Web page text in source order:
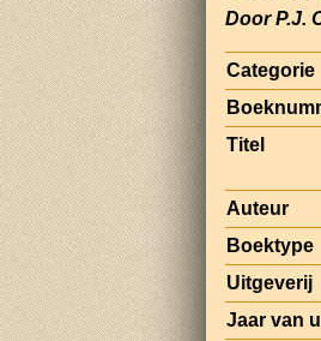
Door P.J.
Categorie
Titel
Auteur
Boektype
Uitgeverij
Jaar van